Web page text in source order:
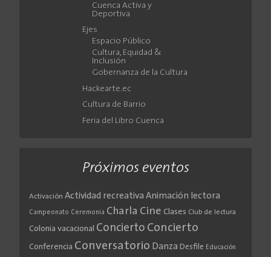
Cuenca Activa y
Deportiva
Ejes
Espacio Público
Cultura, Equidad &
Inclusión
Gobernanza de la Cultura
Hackearte.ec
Cultura de Barrio
Feria del Libro Cuenca
Próximos eventos
Activación Actividad recreativa Animación lectora
Campeonato Ceremonia Charla Cine Clases Club de lectura
Colonia vacacional Concierto Concierto
Conferencia Conversatorio Danza Desfile Educación